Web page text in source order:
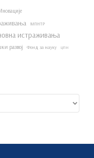
Иновације
МПНТР
истраживања
развој Фонд за науку ЦПН